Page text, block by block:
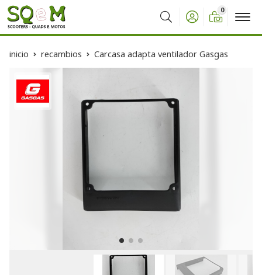
Buscar
0
inicio recambios Carcasa adapta ventilador Gasgas